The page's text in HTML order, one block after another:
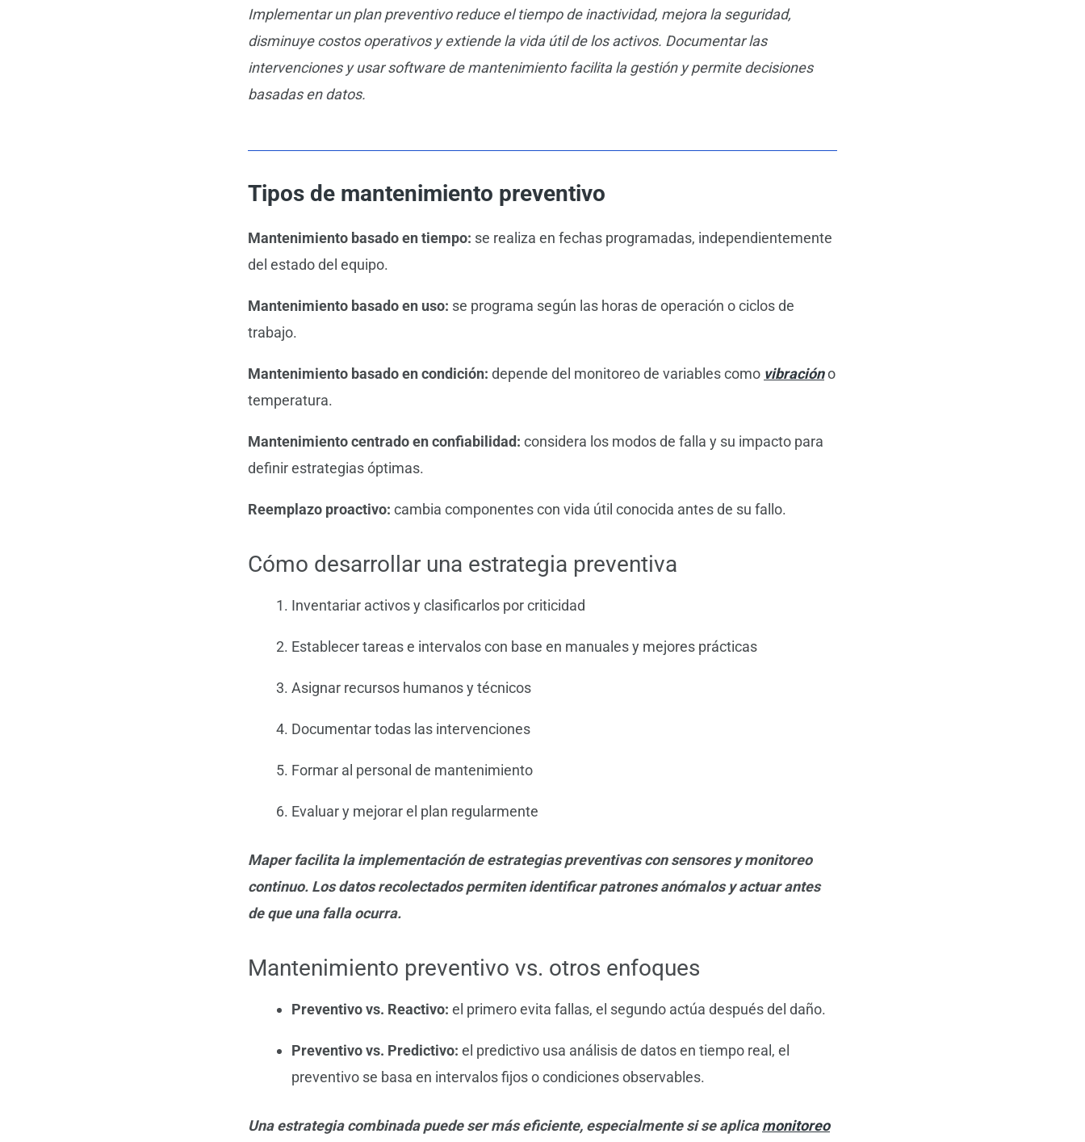
Implementar un plan preventivo reduce el tiempo de inactividad, mejora la seguridad,
disminuye costos operativos y extiende la vida útil de los activos. Documentar las
intervenciones y usar software de mantenimiento facilita la gestión y permite decisiones
basadas en datos.
Tipos de mantenimiento preventivo
Mantenimiento basado en tiempo: se realiza en fechas programadas, independientemente
del estado del equipo.
Mantenimiento basado en uso: se programa según las horas de operación o ciclos de
trabajo.
Mantenimiento basado en condición: depende del monitoreo de variables como vibracióno
temperatura.
Mantenimiento centrado en confiabilidad: considera los modos de falla y su impacto para
definir estrategias óptimas.
Reemplazo proactivo: cambia componentes con vida útil conocida antes de su fallo.
Cómo desarrollar una estrategia preventiva
Inventariar activos y clasificarlos por criticidad
Establecer tareas e intervalos con base en manuales y mejores prácticas
Asignar recursos humanos y técnicos
Documentar todas las intervenciones
Formar al personal de mantenimiento
Evaluar y mejorar el plan regularmente
Maper facilita la implementación de estrategias preventivas con sensores y monitoreo
continuo. Los datos recolectados permiten identificar patrones anómalos y actuar antes
de que una falla ocurra.
Mantenimiento preventivo vs. otros enfoques
Preventivo vs. Reactivo: el primero evita fallas, el segundo actúa después del daño.
Preventivo vs. Predictivo: el predictivo usa análisis de datos en tiempo real, el
preventivo se basa en intervalos fijos o condiciones observables.
Una estrategia combinada puede ser más eficiente, especialmente si se aplicamonitoreo